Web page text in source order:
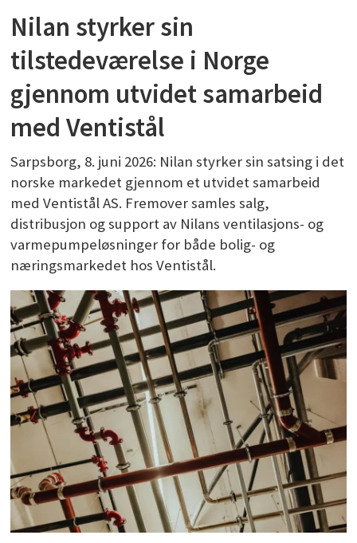
Nilan styrker sin
tilstedeværelse i Norge
gjennom utvidet samarbeid
med Ventistål
Sarpsborg, 8. juni 2026: Nilan styrker sin satsing i det
norske markedet gjennom et utvidet samarbeid
med Ventistål AS. Fremover samles salg,
distribusjon og support av Nilans ventilasjons- og
varmepumpeløsninger for både bolig- og
næringsmarkedet hos Ventistål.